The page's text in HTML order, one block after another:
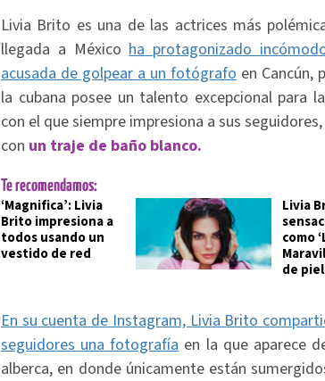
Livia Brito es una de las actrices más
llegada a Méxicoha protagonizado
acusada de golpear a un fotógrafo en Cancún,
la cubana posee un talento excepcional para
con el que siempre impresiona a sus
con un traje de baño blanco.
Te recomendamos:
‘Magnifica’: Livia
Brito impresiona a
todos usando un
vestido de red
Livia
como
de piel
En su cuenta de Instagram, Livia Brito
seguidores una fotografíaen la que aparece
alberca, en donde únicamente están